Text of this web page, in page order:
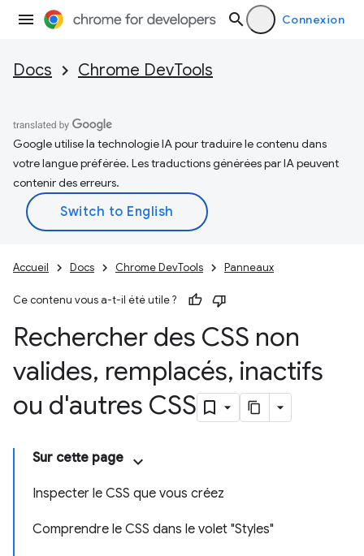
Connexion
Docs Chrome DevTools
Google utilise la technologie IA pour traduire le contenu dans
votre langue préférée. Les traductions générées par IA peuvent
contenir des erreurs.
Accueil Docs Chrome DevTools Panneaux
Ce contenu vous a-t-il été utile ?
Rechercher des CSS non
valides, remplacés, inactifs
ou d'autres CSS
Sur cette page
Inspecter le CSS que vous créez
Comprendre le CSS dans le volet "Styles"